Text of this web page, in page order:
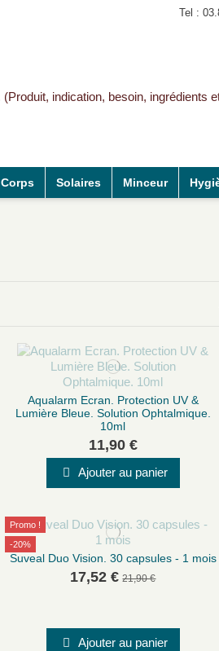
Tel :
Corps Solaires Minceur
Aqualarm Ecran. Protection UV &
Lumière Bleue. Solution Ophtalmique.
10ml
11,90 €
Ajouter au panier
Promo !
-20%
Suveal Duo Vision. 30 capsules - 1 mois
17,52 € 21,90 €
Ajouter au panier